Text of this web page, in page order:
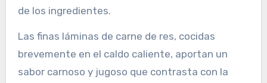
de los ingredientes.
Las finas láminas de carne de res, cocidas
brevemente en el caldo caliente, aportan un
sabor carnoso y jugoso que contrasta con la